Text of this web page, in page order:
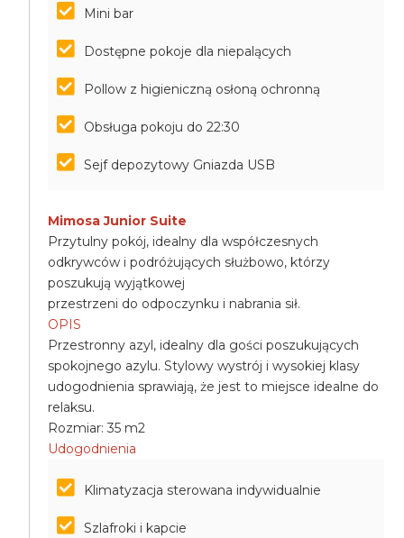
Mini bar
Dostępne pokoje dla niepalących
Pollow z higieniczną osłoną ochronną
Obsługa pokoju do 22:30
Sejf depozytowy Gniazda USB
Mimosa Junior Suite
Przytulny pokój, idealny dla współczesnych
odkrywców i podróżujących służbowo, którzy
poszukują wyjątkowej
przestrzeni do odpoczynku i nabrania sił.
OPIS
Przestronny azyl, idealny dla gości poszukujących
spokojnego azylu. Stylowy wystrój i wysokiej klasy
udogodnienia sprawiają, że jest to miejsce idealne do
relaksu.
Rozmiar: 35 m2
Udogodnienia
Klimatyzacja sterowana indywidualnie
Szlafroki i kapcie